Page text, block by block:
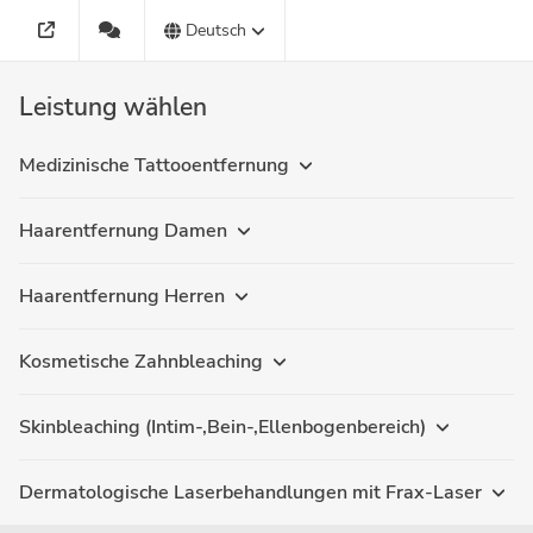
Deutsch
Leistung wählen
Medizinische Tattooentfernung
Haarentfernung Damen
Haarentfernung Herren
Kosmetische Zahnbleaching
Skinbleaching (Intim-,Bein-,Ellenbogenbereich)
Dermatologische Laserbehandlungen mit Frax-Laser